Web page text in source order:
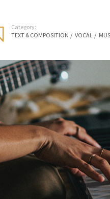
Category:
TEXT & COMPOSITION / VOCAL /